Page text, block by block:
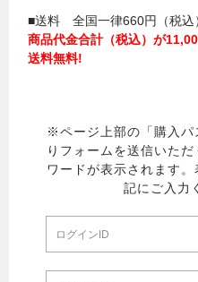
■送料 全国一律660円（税込
商品代金合計（税込）が
送料無料!